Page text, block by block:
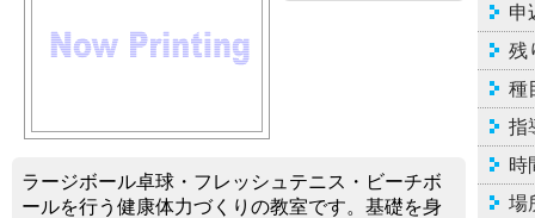
ラージボール卓球・フレッシュテニス・ビーチボ
ールを行う健康体力づくりの教室です。基礎を身
申
残
種
指
時
場